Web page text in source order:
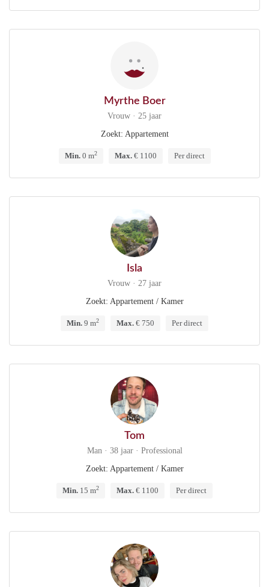
Myrthe Boer
Vrouw · 25 jaar
Zoekt: Appartement
Min.0 m2 Max.€ 1100 Per direct
Isla
Vrouw · 27 jaar
Zoekt: Appartement / Kamer
Min. 9 m2 Max. € 750 Per direct
Tom
Man · 38 jaar · Professional
Zoekt: Appartement / Kamer
Min. 15 m2 Max. € 1100 Per direct